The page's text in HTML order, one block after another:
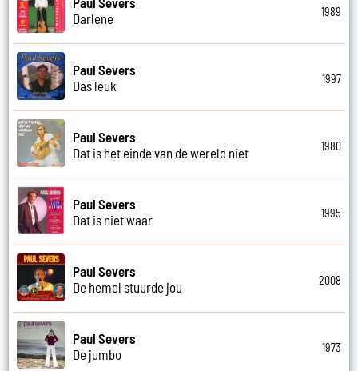
Darlene
1989
Paul Severs
Das leuk
1997
Paul Severs
Dat is het einde van de wereld niet
1980
Paul Severs
Dat is niet waar
1995
Paul Severs
De hemel stuurde jou
2008
Paul Severs
De jumbo
1973